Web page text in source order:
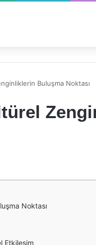
Buluşma Noktası
Noktası
Etkileşim